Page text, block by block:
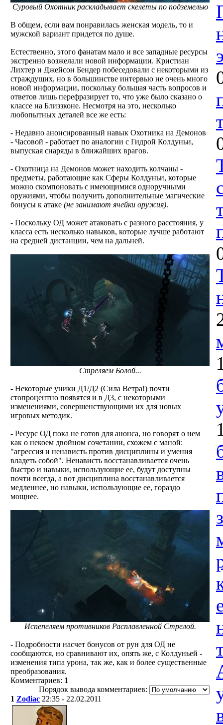
Суровый Охотник раскладывает скелеты по подземелью
В общем, если вам понравилась женская модель, то и
мужской вариант придется по душе.
Естественно, этого фанатам мало и все западные ресурсы
экстренно возжелали новой информации. Кристиан
Лихтер и Джейсон Бендер побеседовали с некоторыми из
страждущих, но в большинстве интервью не очень много
новой информации, поскольку большая часть вопросов и
ответов лишь перефразирует то, что уже было сказано о
классе на Близзконе. Несмотря на это, несколько
любопытных деталей все же есть:
- Недавно анонсированный навык Охотника на Демонов
- Часовой - работает по аналогии с Гидрой Колдуньи,
выпуская снаряды в ближайших врагов.
- Охотница на Демонов может находить колчаны -
предметы, работающие как Сферы Колдуньи, которые
можно скомпоновать с имеющимися одноручными
оружиями, чтобы получить дополнительные магические
бонусы к атаке (не занимают ячейки оружия).
- Поскольку ОД может атаковать с разного расстояния, у
класса есть несколько навыков, которые лучше работают
на средней дистанции, чем на дальней.
Стреляем Болой...
- Некоторые уники Д1/Д2 (Сила Ветра!) почти
стопроцентно появятся и в Д3, с некоторыми
изменениями, совершенствующими их для новых
игровых методик.
- Ресурс ОД пока не готов для анонса, но говорят о нем
как о некоем двойном сочетании, схожем с маной:
"агрессия и ненависть против дисциплины и умения
владеть собой". Ненависть восстанавливается очень
быстро и навыки, использующие ее, будут доступны
почти всегда, а вот дисциплина восстанавливается
медленнее, но навыки, использующие ее, гораздо
мощнее.
Испепеляем противников Расплавленной Стрелой.
- Подробности насчет бонусов от рун для ОД не
сообщаются, но сравнивают их, опять же, с Колдуньей -
изменения типа урона, так же, как и более существенные
преобразования.
Комментариев: 1
Порядок вывода комментариев:
1 Zodiac 22:35 - 22.02.2011